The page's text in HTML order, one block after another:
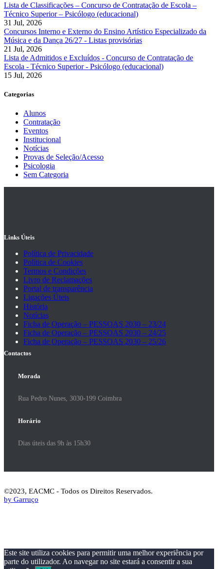
Lista de Classificações – Concurso de Contratação de Escola –
Técnico Superior – Psicólogo (educacional)
31 Jul, 2026
Concursos Interno e Externo do Ensino Artístico Especializado da
Música e da Dança 26/27 - Listas provisórias
21 Jul, 2026
Lista de Admitidos e Excluídos - Concurso de Contratação de
Escola - Técnico Superior - Psicólogo (educacional)
15 Jul, 2026
Categorias
Alunos
Contratação
Eventos
Institucional
Notícias
Provas de Seleção/Acesso
Psicologia
Sem Categoria
Links Úteis
Política de Privacidade
Política de Cookies
Termos e Condições
Livro de Reclamações
Portal de transparência
Ligações Úteis
História
Notícias
Ficha de Operação – PESSOAS 2030 – 23/24
Ficha de Operação – PESSOAS 2030 – 24/25
Ficha de Operação – PESSOAS 2030 – 25/26
Contactos
Morada
Rua Pedro Nunes, 3030-199 Coimbra
Horário
Dias úteis das 9h às 15h30
©2023, EACMC - Todos os Direitos Reservados.
by Garruço
Este site utiliza cookies para permitir uma melhor experiência por
parte do utilizador. Ao navegar no site estará a consentir a sua